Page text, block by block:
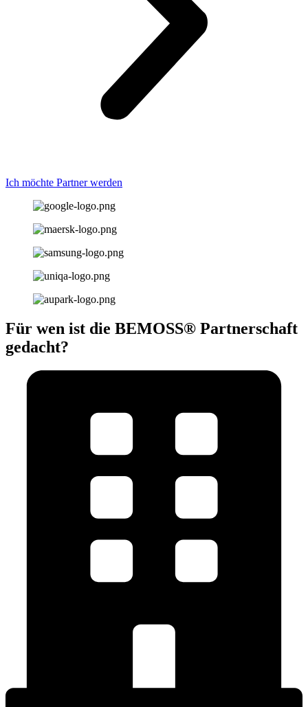
Ich möchte Partner werden
Für wen ist die BEMOSS® Partnerschaft
gedacht?